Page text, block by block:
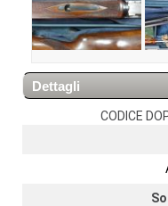
Dettagli
CODICE